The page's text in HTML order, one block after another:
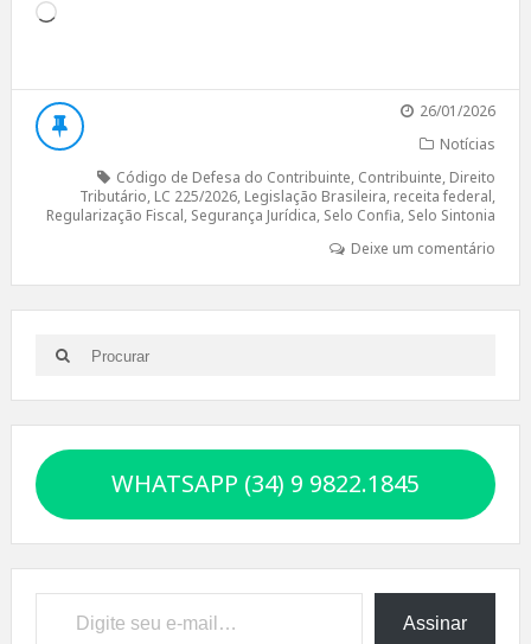
Carregando...
26/01/2026
Notícias
Código de Defesa do Contribuinte, Contribuinte, Direito
Tributário, LC 225/2026, Legislação Brasileira, receita federal,
Regularização Fiscal, Segurança Jurídica, Selo Confia, Selo Sintonia
Deixe um comentário
Search
for:
Search
WHATSAPP (34) 9 9822.1845
Digite seu e-mail…
Assinar